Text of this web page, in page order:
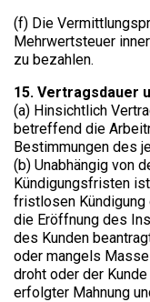
(f) Die
Mehrwertsteuer
zu bezahlen.
15. Vertragsdauer
(a) Hinsichtlich
betreffend die
Bestimmungen des
(b) Unabhängig von
Kündigungsfristen
fristlosen Kündigung
die Eröffnung des
des Kunden
oder mangels
droht oder der
erfolgter Mahnung